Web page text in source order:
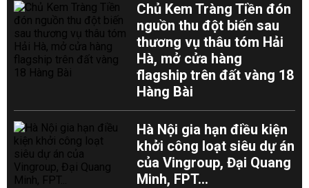
Chủ Kem Tràng Tiền đón
nguồn thu đột biến sau
thương vụ thâu tóm Hải
Hà, mở cửa hàng
flagship trên đất vàng 18
Hàng Bài
Hà Nội gia hạn điều kiện
khởi công loạt siêu dự án
của Vingroup, Đại Quang
Minh, FPT...